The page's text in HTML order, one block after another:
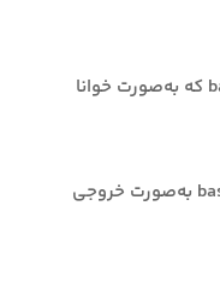
: نسخه bash که به‌صورت خوانا
: نسخه bash به‌صورت خروجی